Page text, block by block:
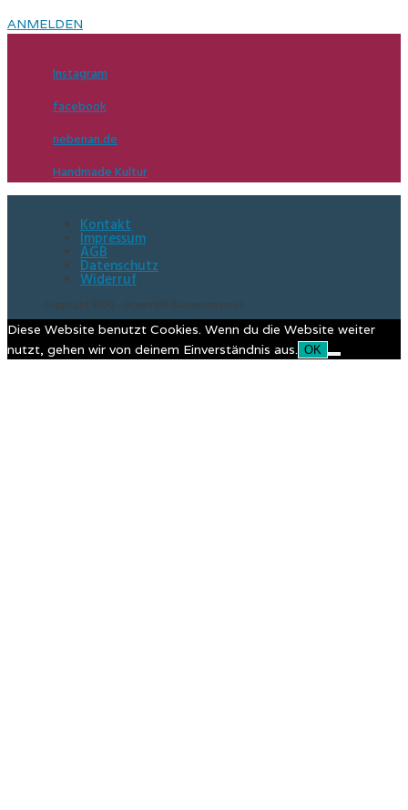
ANMELDEN
Instagram
facebook
nebenan.de
Handmade Kultur
Kontakt
Impressum
AGB
Datenschutz
Widerruf
Copyright 2020 - OceanWP-Bunsenstrasse2
Diese Website benutzt Cookies. Wenn du die Website weiter
nutzt, gehen wir von deinem Einverständnis aus. OK